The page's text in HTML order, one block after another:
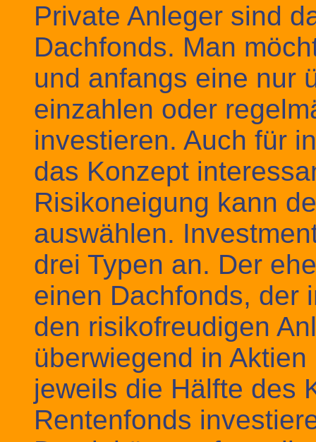
Private Anleger sind
Dachfonds. Man
und anfangs eine nur
einzahlen oder
investieren. Auch für
das Konzept
Risikoneigung kann
auswählen.
drei Typen an. Der
einen Dachfonds, der
den risikofreudigen
überwiegend in
jeweils die Hälfte des
Rentenfonds